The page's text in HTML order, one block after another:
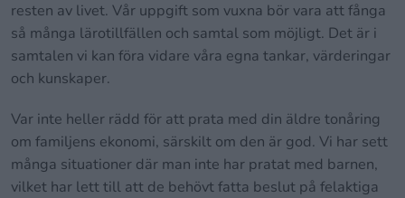
resten av livet. Vår uppgift som vuxna bör vara att fånga
så många lärotillfällen och samtal som möjligt. Det är i
samtalen vi kan föra vidare våra egna tankar, värderingar
och kunskaper.
Var inte heller rädd för att prata med din äldre tonåring
om familjens ekonomi, särskilt om den är god. Vi har sett
många situationer där man inte har pratat med barnen,
vilket har lett till att de behövt fatta beslut på felaktiga